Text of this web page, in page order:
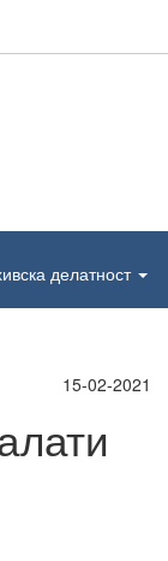
делатност
15-02-2021